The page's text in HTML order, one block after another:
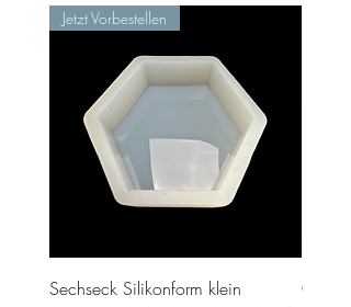
Jetzt Vorbestellen
Sechseck Silikonform klein